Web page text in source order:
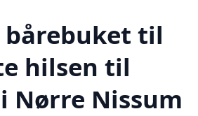
bårebuket til
hilsen til
Nørre Nissum